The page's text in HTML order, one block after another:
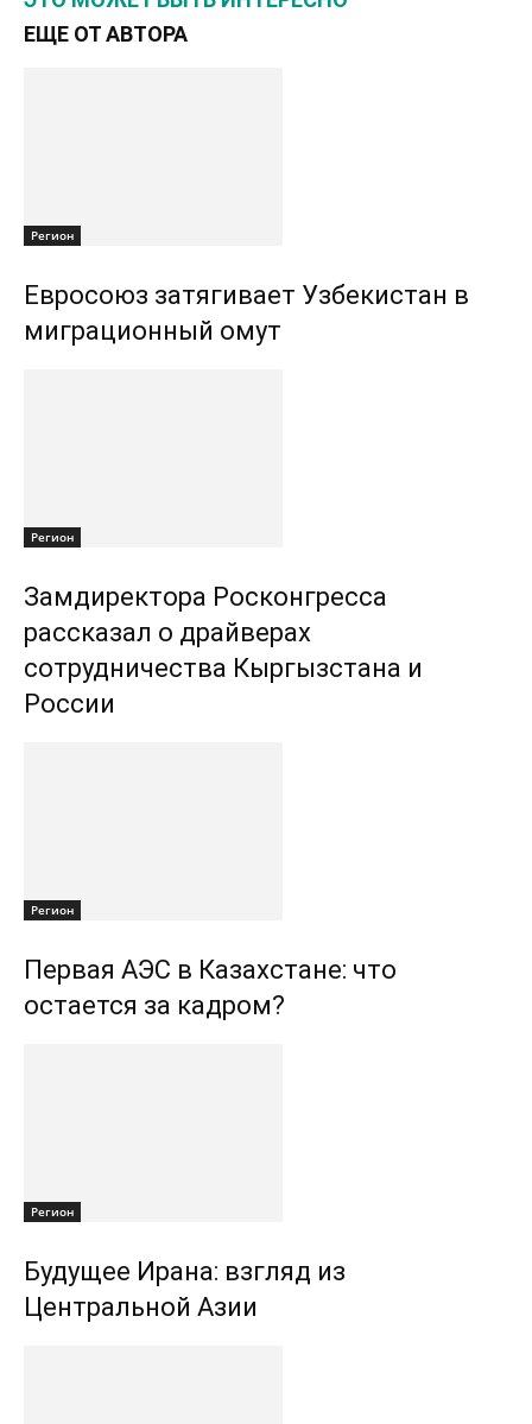
ЕЩЕ ОТ АВТОРА
Регион
Евросоюз затягивает Узбекистан в
миграционный омут
Регион
Замдиректора Росконгресса
рассказал о драйверах
сотрудничества Кыргызстана и
России
Регион
Первая АЭС в Казахстане: что
остается за кадром?
Регион
Будущее Ирана: взгляд из
Центральной Азии